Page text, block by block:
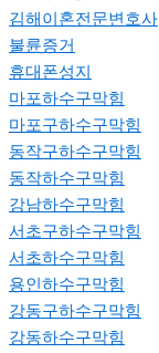
김해이혼전문변호사
불륜증거
휴대폰성지
마포하수구막힘
마포구하수구막힘
동작구하수구막힘
동작하수구막힘
강남하수구막힘
서초구하수구막힘
서초하수구막힘
용인하수구막힘
강동구하수구막힘
강동하수구막힘